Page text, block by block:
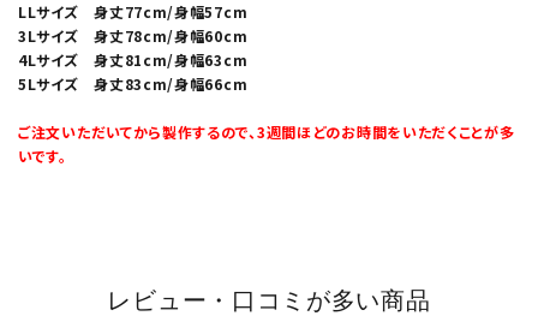
LLサイズ 身丈77cm/身幅57cm
3Lサイズ 身丈78cm/身幅60cm
4Lサイズ 身丈81cm/身幅63cm
5Lサイズ 身丈83cm/身幅66cm
ご注文いただいてから製作するので、3週間ほどのお時間をいただくことが多
いです。
レビュー・口コミが多い商品